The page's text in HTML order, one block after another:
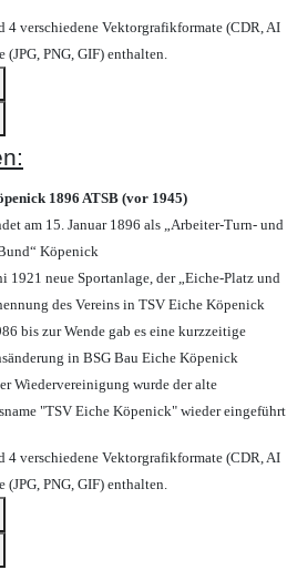
4 verschiedene Vektorgrafikformate (CDR, AI
PNG, GIF) enthalten.
1896 ATSB (vor 1945)
am 15. Januar 1896 als „Arbeiter-Turn- und
Köpenick
1921 neue Sportanlage, der „Eiche-Platz und
des Vereins in TSV Eiche Köpenick
bis zur Wende gab es eine kurzzeitige
in BSG Bau Eiche Köpenick
Wiedervereinigung wurde der alte
"TSV Eiche Köpenick" wieder eingeführt
4 verschiedene Vektorgrafikformate (CDR, AI
PNG, GIF) enthalten.